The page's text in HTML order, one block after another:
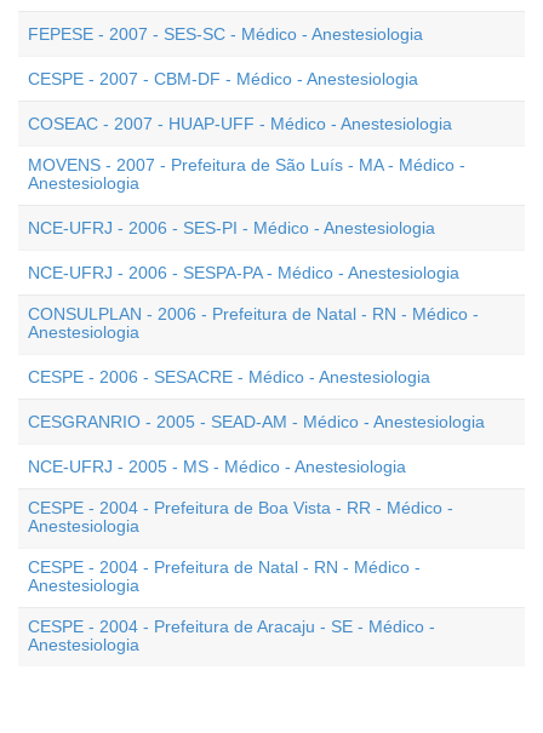
FEPESE - 2007 - SES-SC - Médico - Anestesiologia
CESPE - 2007 - CBM-DF - Médico - Anestesiologia
COSEAC - 2007 - HUAP-UFF - Médico - Anestesiologia
MOVENS - 2007 - Prefeitura de São Luís - MA - Médico -
Anestesiologia
NCE-UFRJ - 2006 - SES-PI - Médico - Anestesiologia
NCE-UFRJ - 2006 - SESPA-PA - Médico - Anestesiologia
CONSULPLAN - 2006 - Prefeitura de Natal - RN - Médico -
Anestesiologia
CESPE - 2006 - SESACRE - Médico - Anestesiologia
CESGRANRIO - 2005 - SEAD-AM - Médico - Anestesiologia
NCE-UFRJ - 2005 - MS - Médico - Anestesiologia
CESPE - 2004 - Prefeitura de Boa Vista - RR - Médico -
Anestesiologia
CESPE - 2004 - Prefeitura de Natal - RN - Médico -
Anestesiologia
CESPE - 2004 - Prefeitura de Aracaju - SE - Médico -
Anestesiologia